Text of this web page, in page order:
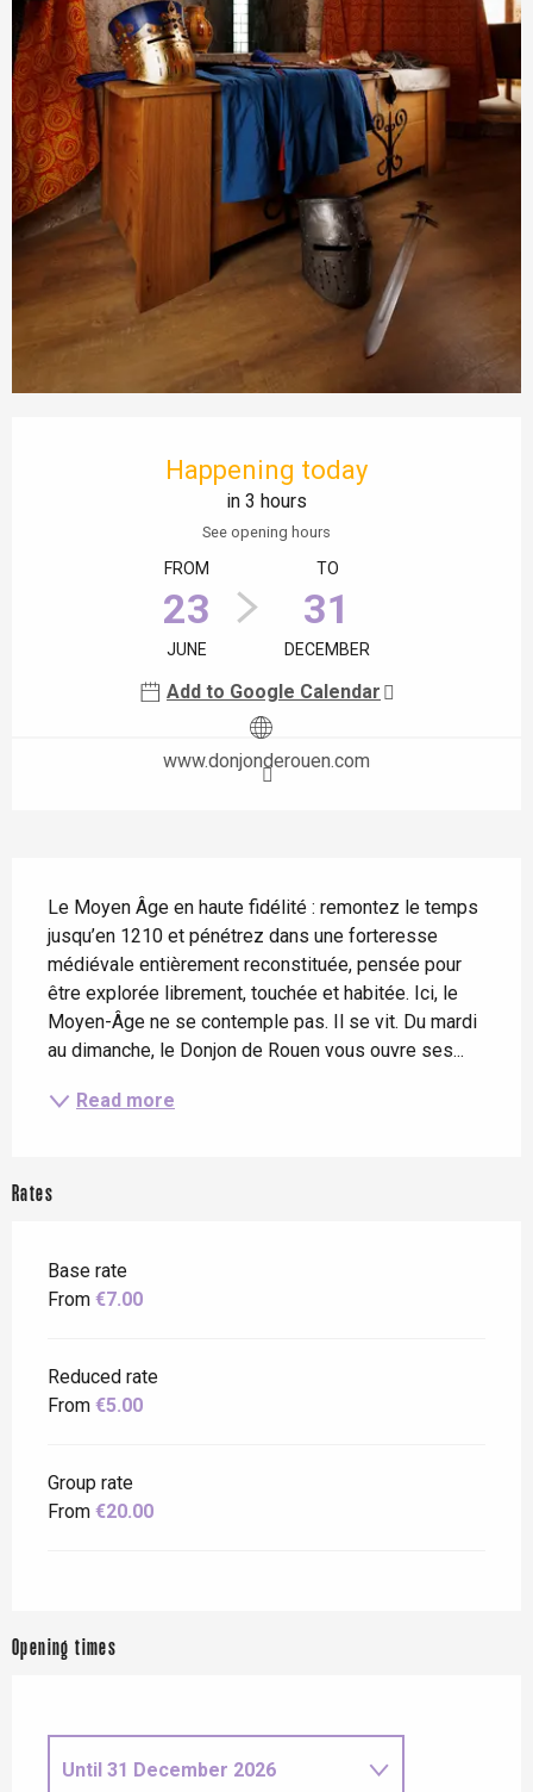
Happening today
in 3 hours
See opening hours
FROM
23
JUNE
TO
31
DECEMBER
Add to Google Calendar
www.donjonderouen.com
Le Moyen Âge en haute fidélité : remontez le temps
jusqu’en 1210 et pénétrez dans une forteresse
médiévale entièrement reconstituée, pensée pour
être explorée librement, touchée et habitée. Ici, le
Moyen-Âge ne se contemple pas. Il se vit. Du mardi
au dimanche, le Donjon de Rouen vous ouvre ses...
Read more
Rates
Base rate
From €7.00
Reduced rate
From €5.00
Group rate
From €20.00
Opening times
Until 31 December 2026